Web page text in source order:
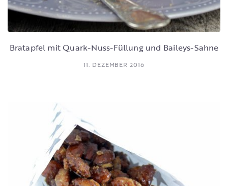
Bratapfel mit Quark-Nuss-Füllung und Baileys-Sahne
11. DEZEMBER 2016